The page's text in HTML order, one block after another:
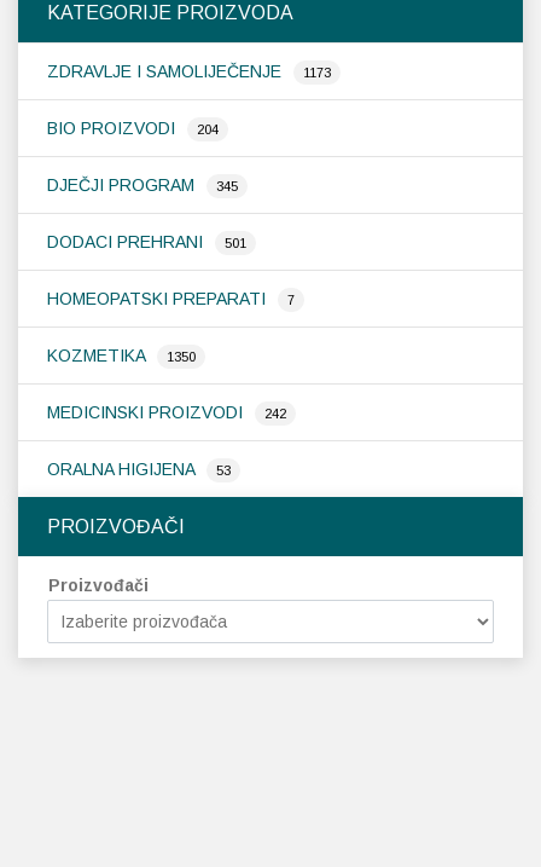
KATEGORIJE PROIZVODA
ZDRAVLJE I SAMOLIJEČENJE 1173
BIO PROIZVODI 204
DJEČJI PROGRAM 345
DODACI PREHRANI 501
HOMEOPATSKI PREPARATI 7
KOZMETIKA 1350
MEDICINSKI PROIZVODI 242
ORALNA HIGIJENA 53
PROIZVOĐAČI
Proizvođači